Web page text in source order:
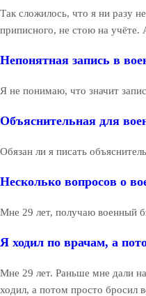
Так сложилось, что я ни разу
приписного, не стою на
Непонятная запись в
Я не понимаю, что значит
Объяснительная для
Обязан ли я писать
Несколько вопросов о
Мне 29 лет, получаю военный
Я ходил по врачам, а
Мне 29 лет. Раньше мне дали
ходил, а потом просто бросил